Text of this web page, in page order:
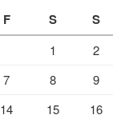
F S S
1
2
7 8
9
14 15
16